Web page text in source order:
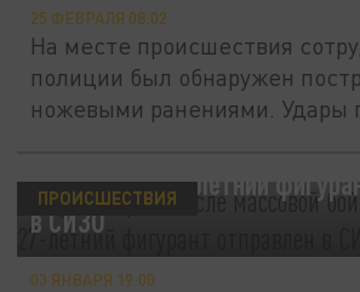
25 ФЕВРАЛЯ 08:02
На месте происшествия
полиции был обнаружен
ножевыми ранениями. Удары
Подольске: 27-летний
в СИЗО
ПРОИСШЕСТВИЯ
03 ЯНВАРЯ 19:00